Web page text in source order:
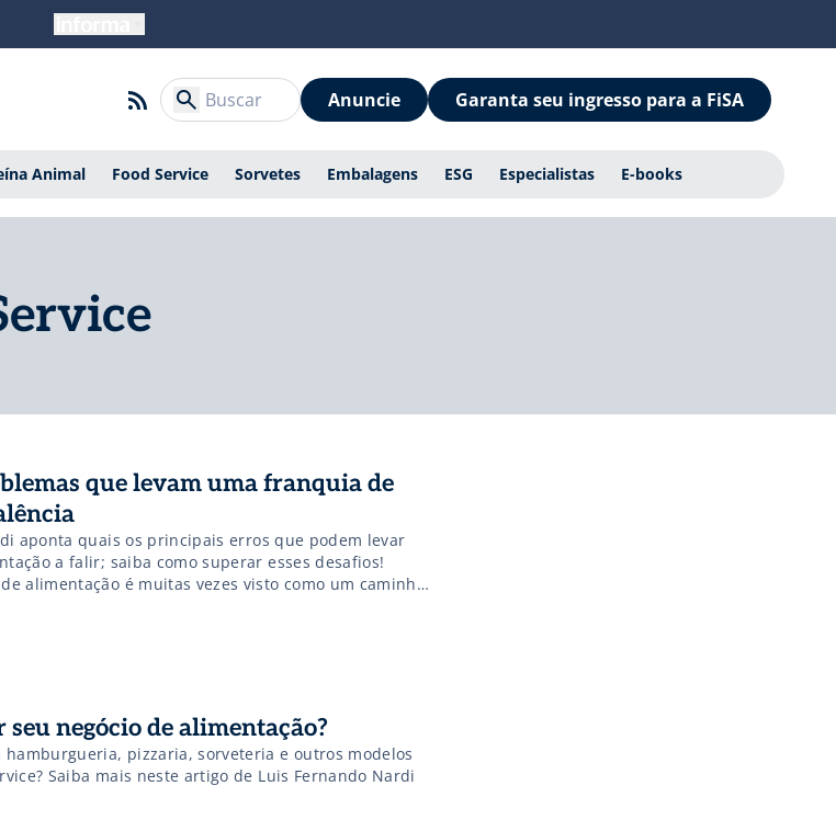
Anuncie Garanta seu ingresso para a FiSA
Animal Food Service Sorvetes Embalagens ESG Especialistas E-books
que levam uma franquia de
aponta quais os principais erros que podem levar
a falir; saiba como superar esses desafios!
alimentação é muitas vezes visto como um caminho
no ramo, oferecendo um negócio já consolidado. No
que as franquias também estão […]
negócio de alimentação?
pizzaria, sorveteria e outros modelos
Saiba mais neste artigo de Luis Fernando Nardi